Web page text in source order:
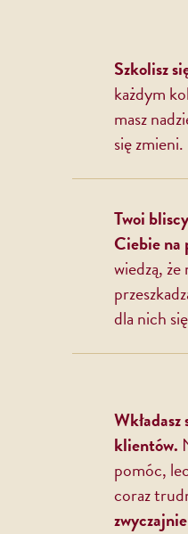
Szkolisz
każdym
masz
się zmieni.
Twoi
Ciebie na
wiedzą,
dla nich
klientów.
pomóc,
coraz